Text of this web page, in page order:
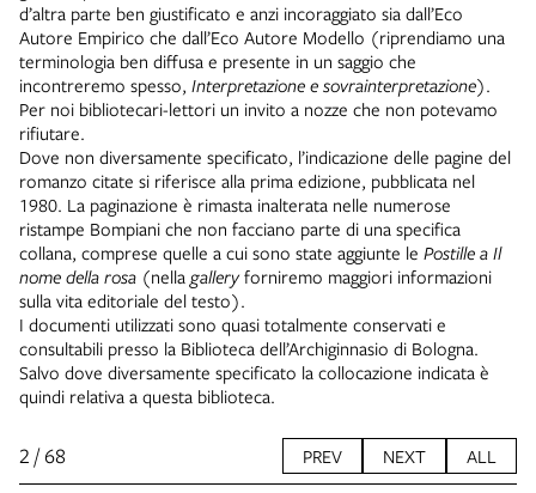
d’altra parte ben giustificato e anzi incoraggiato sia dall’Eco
Autore Empirico che dall’Eco Autore Modello (riprendiamo una
terminologia ben diffusa e presente in un saggio che
incontreremo spesso, Interpretazione e sovrainterpretazione).
Per noi bibliotecari-lettori un invito a nozze che non potevamo
rifiutare.
Dove non diversamente specificato, l’indicazione delle pagine del
romanzo citate si riferisce alla prima edizione, pubblicata nel
1980. La paginazione è rimasta inalterata nelle numerose
ristampe Bompiani che non facciano parte di una specifica
collana, comprese quelle a cui sono state aggiunte le Postille a Il
nome della rosa (nella galleryforniremo maggiori informazioni
sulla vita editoriale del testo).
I documenti utilizzati sono quasi totalmente conservati e
consultabili presso la Biblioteca dell’Archiginnasio di Bologna.
Salvo dove diversamente specificato la collocazione indicata è
quindi relativa a questa biblioteca.
2 / 68 PREV NEXT ALL